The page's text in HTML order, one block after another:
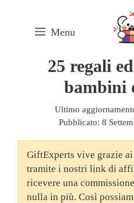
Menu
25 regali
bambini
Ultimo
Pubblicato: 8
GiftExperts vive grazie
tramite i nostri link di
ricevere una
nulla in più. Così